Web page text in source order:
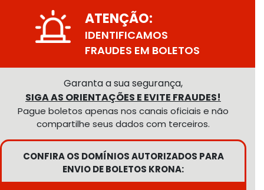
ATENÇÃO:
IDENTIFICAMOS
FRAUDES EM BOLETOS
Garanta a sua segurança,
SIGA AS ORIENTAÇÕES E EVITE FRAUDES!
Pague boletos apenas nos canais oficiais e não
compartilhe seus dados com terceiros.
CONFIRA OS DOMÍNIOS AUTORIZADOS PARA
ENVIO DE BOLETOS KRONA: